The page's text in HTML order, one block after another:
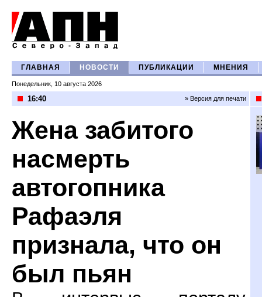
ГЛАВНАЯ НОВОСТИ ПУБЛИКАЦИИ МНЕНИЯ
Понедельник, 10 августа 2026
16:40 » Версия для печати
Жена забитого
насмерть
автогопника
Рафаэля
признала, что он
был пьян